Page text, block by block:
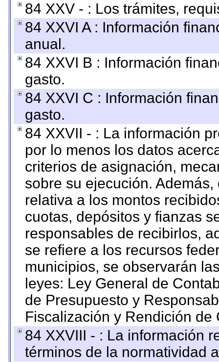
84 XXV - : Los trámites,
84 XXVI A : Información
anual.
84 XXVI B : Información
gasto.
84 XXVI C : Información
gasto.
84 XXVII - : La información
por lo menos los datos
criterios de asignación,
sobre su ejecución.
relativa a los montos
cuotas, depósitos y fianzas
responsables de recibirlos,
se refiere a los recursos
municipios, se observarán
leyes: Ley General de
de Presupuesto y
Fiscalización y Rendición
84 XXVIII - : La información
términos de la normatividad